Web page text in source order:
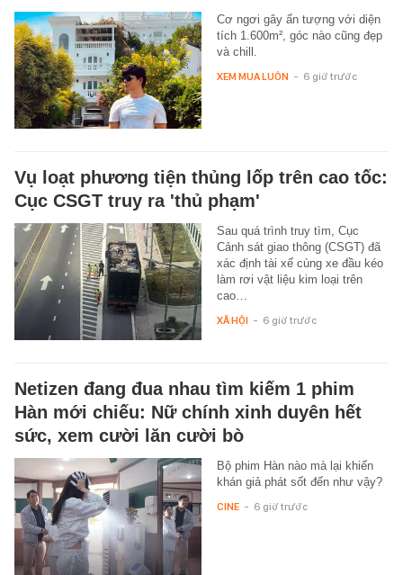
Cơ ngơi gây ấn tượng với diện
tích 1.600m², góc nào cũng đẹp
và chill.
XEM MUA LUÔN - 6 giờ trước
Vụ loạt phương tiện thủng lốp trên cao tốc:
Cục CSGT truy ra 'thủ phạm'
Sau quá trình truy tìm, Cục
Cảnh sát giao thông (CSGT) đã
xác định tài xế cùng xe đầu kéo
làm rơi vật liệu kim loại trên
cao…
XÃ HỘI - 6 giờ trước
Netizen đang đua nhau tìm kiếm 1 phim
Hàn mới chiếu: Nữ chính xinh duyên hết
sức, xem cười lăn cười bò
Bộ phim Hàn nào mà lại khiến
khán giả phát sốt đến như vậy?
CINE - 6 giờ trước